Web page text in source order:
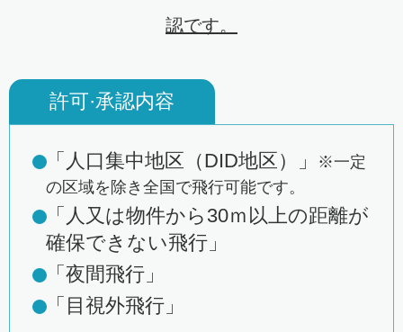
認です。
許可·承認内容
「人口集中地区（DID地区）」
※一定
の区域を除き全国で飛行可能です。
「人又は物件から30ｍ以上の距離が
確保できない飛行」
「夜間飛行」
「目視外飛行」